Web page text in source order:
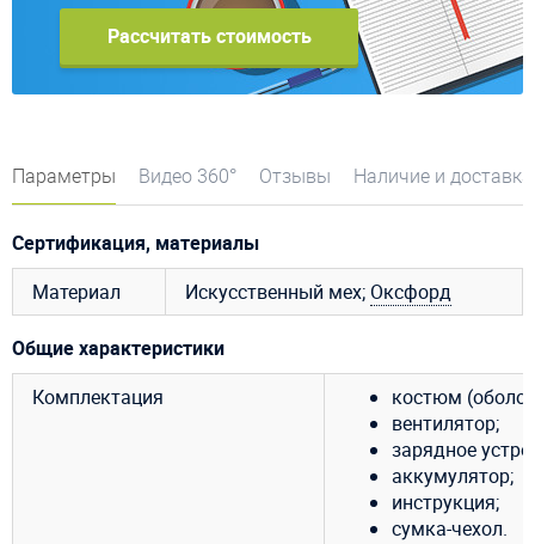
Рассчитать стоимость
Параметры Видео 360° Отзывы Наличие и доставка
Сертификация, материалы
Материал
Искусственный мех; Оксфорд
Общие характеристики
Комплектация
костюм
вентилятор;
зарядное
аккумулятор;
инструкция;
сумка-чехол.